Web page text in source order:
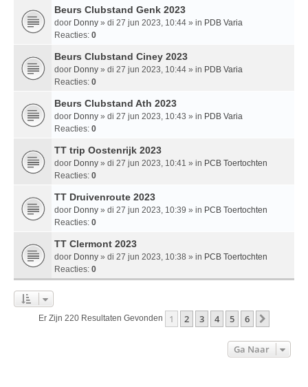
Beurs Clubstand Genk 2023
door Donny » di 27 jun 2023, 10:44 » in PDB Varia
Reacties: 0
Beurs Clubstand Ciney 2023
door Donny » di 27 jun 2023, 10:44 » in PDB Varia
Reacties: 0
Beurs Clubstand Ath 2023
door Donny » di 27 jun 2023, 10:43 » in PDB Varia
Reacties: 0
TT trip Oostenrijk 2023
door Donny » di 27 jun 2023, 10:41 » in PCB Toertochten
Reacties: 0
TT Druivenroute 2023
door Donny » di 27 jun 2023, 10:39 » in PCB Toertochten
Reacties: 0
TT Clermont 2023
door Donny » di 27 jun 2023, 10:38 » in PCB Toertochten
Reacties: 0
Er Zijn 220 Resultaten Gevonden 1 2 3 4 5 6
Ga Naar